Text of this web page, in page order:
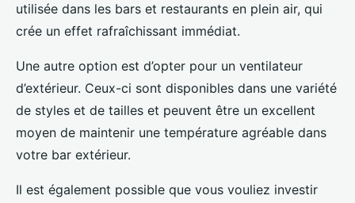
utilisée dans les bars et restaurants en plein air, qui
crée un effet rafraîchissant immédiat.
Une autre option est d’opter pour un ventilateur
d’extérieur. Ceux-ci sont disponibles dans une variété
de styles et de tailles et peuvent être un excellent
moyen de maintenir une température agréable dans
votre bar extérieur.
Il est également possible que vous vouliez investir